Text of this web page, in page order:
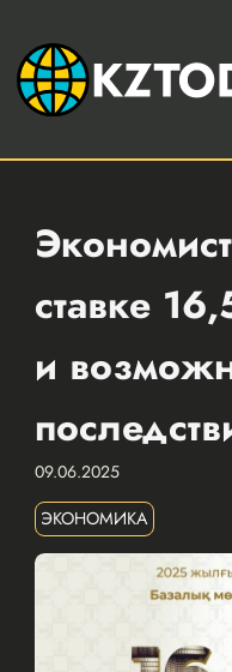
ставке
и
09.06.2025
ЭКОНОМИКА